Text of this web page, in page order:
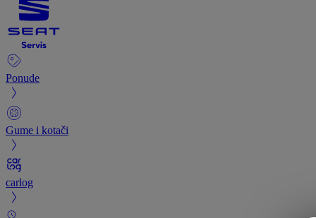
Ponude
Gume i kotači
carlog